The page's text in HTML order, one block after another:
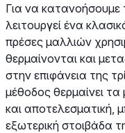
Για να
λειτουργεί ένα
πρέσες μαλλιών
θερμαίνονται και
στην επιφάνεια της
μέθοδος θερμαίνει
και αποτελεσματική,
εξωτερική στοιβάδα